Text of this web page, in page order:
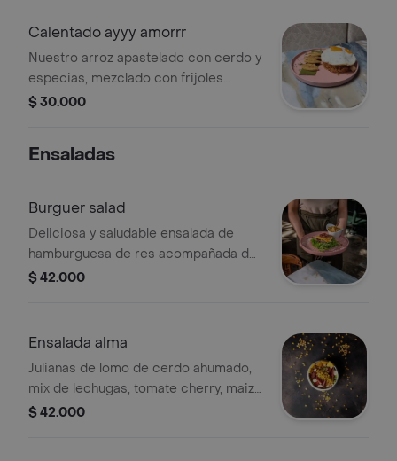
pan brioche artesanal y tártara de la
casa, acompañada con papa a la
francesa
Calentado ayyy amorrr
Nuestro arroz apastelado con cerdo y
especias, mezclado con frijoles
frescos, y trocitos de chicharrón,
$ 30.000
Ensaladas
Burguer salad
Deliciosa y saludable ensalada de
hamburguesa de res acompañada de
papas artesanas del chef
$ 42.000
Ensalada alma
Julianas de lomo de cerdo ahumado,
mix de lechugas, tomate cherry, maiz
tierno salteado en mantequilla, queso
$ 42.000